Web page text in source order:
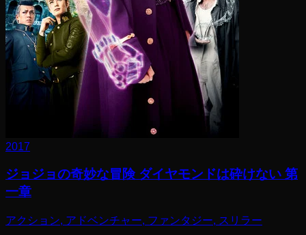
2017
ジョジョの奇妙な冒険 ダイヤモンドは砕けない 第
一章
アクション, アドベンチャー, ファンタジー, スリラー